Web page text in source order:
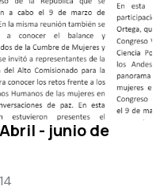
- junio de